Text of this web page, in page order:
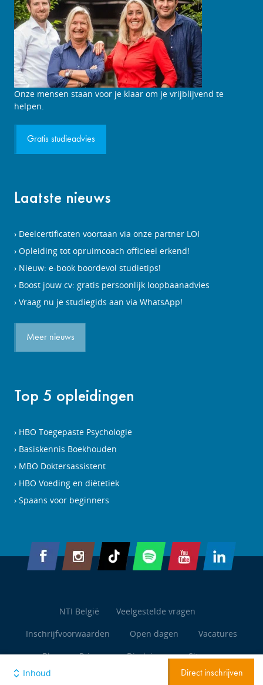
Inhoud Direct inschrijven
Studieadviesgesprek
aanvragen
Onze mensen staan voor je klaar om je vrijblijvend te
helpen.
Gratis studieadvies
Laatste nieuws
Deelcertificaten voortaan via onze partner LOI
Opleiding tot opruimcoach officieel erkend!
Nieuw: e-book boordevol studietips!
Boost jouw cv: gratis persoonlijk loopbaanadvies
Vraag nu je studiegids aan via WhatsApp!
Meer nieuws
Top 5 opleidingen
HBO Toegepaste Psychologie
Basiskennis Boekhouden
MBO Doktersassistent
HBO Voeding en diëtetiek
Spaans voor beginners
NTI België
Veelgestelde vragen
Inschrijfvoorwaarden
Open dagen
Vacatures
Blog
Privacy Disclaimer Sitemap